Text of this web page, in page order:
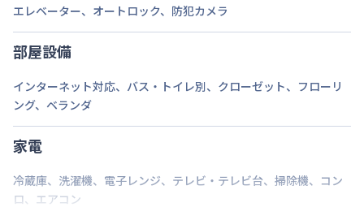
エレベーター、 オートロック、 防犯カメラ
部屋設備
インターネット対応、 バス・トイレ別、 クローゼット、 フローリ
ング、 ベランダ
家電
冷蔵庫、 洗濯機、 電子レンジ、 テレビ・テレビ台、 掃除機、 コン
ロ、 エアコン